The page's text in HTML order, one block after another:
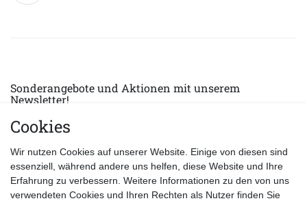
Sonderangebote und Aktionen mit unserem
Newsletter!
E-MAIL *
Datenschutzerklärung
Cookies
Wir nutzen Cookies auf unserer Website. Einige von diesen sind
essenziell, während andere uns helfen, diese Website und Ihre
Erfahrung zu verbessern. Weitere Informationen zu den von uns
verwendeten Cookies und Ihren Rechten als Nutzer finden Sie